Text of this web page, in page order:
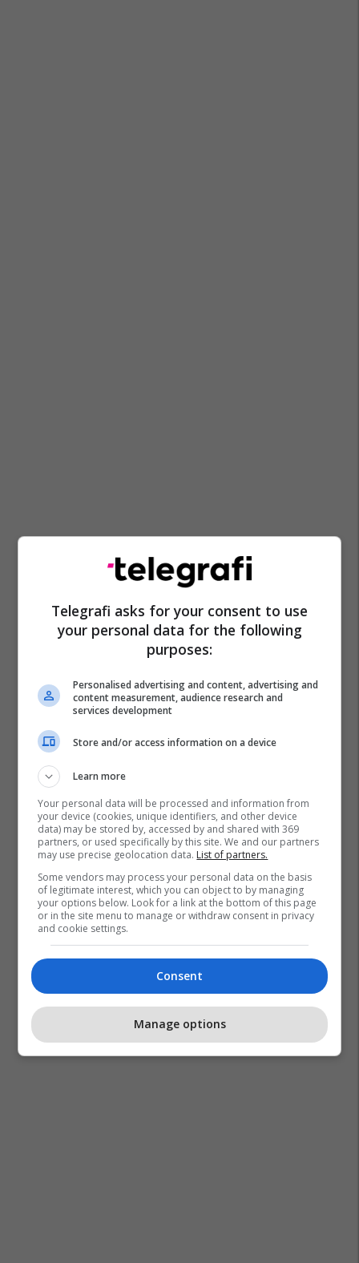
Lufta Në Iran
Telegrafi asks for your consent to use
your personal data for the following
purposes:
Personalised advertising and content, advertising and
content measurement, audience research and
services development
Store and/or access information on a device
Learn more
Your personal data will be processed and information from
your device (cookies, unique identifiers, and other device
data) may be stored by, accessed by and shared with 369
partners, or used specifically by this site. We and our partners
may use precise geolocation data. List of partners.
Some vendors may process your personal data on the basis
of legitimate interest, which you can object to by managing
your options below. Look for a link at the bottom of this page
or in the site menu to manage or withdraw consent in privacy
and cookie settings.
Consent
Manage options